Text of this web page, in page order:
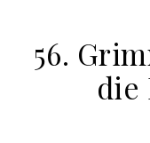
56.
die